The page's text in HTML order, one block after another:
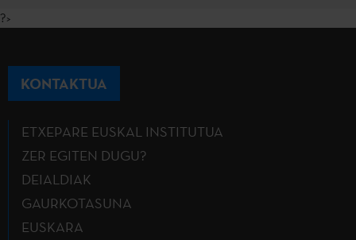
?>
KONTAKTUA
ETXEPARE EUSKAL INSTITUTUA
ZER EGITEN DUGU?
DEIALDIAK
GAURKOTASUNA
EUSKARA